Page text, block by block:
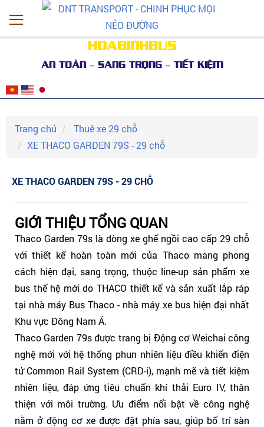
HOABINHBUS
AN TOÀN – SANG TRỌNG – TIẾT KIỆM
Trang chủ
Thuê xe 29 chỗ
XE THACO GARDEN 79S - 29 chỗ
XE THACO GARDEN 79S - 29 CHỖ
GIỚI THIỆU TỔNG QUAN
Thaco Garden 79s là dòng xe ghế ngồi cao cấp 29 chỗ
với thiết kế hoàn toàn mới của Thaco mang phong
cách hiện đại, sang trọng, thuộc line-up sản phẩm xe
bus thế hệ mới do THACO thiết kế và sản xuất lắp ráp
tại nhà máy Bus Thaco - nhà máy xe bus hiện đại nhất
Khu vực Đông Nam Á.
Thaco Garden 79s được trang bị Động cơ Weichai công
nghệ mới với hệ thống phun nhiên liệu điều khiển điện
tử Common Rail System (CRD-i), mạnh mẽ và tiết kiệm
nhiên liệu, đáp ứng tiêu chuẩn khí thải Euro IV, thân
thiện với môi trường. Ưu điểm nổi bật về công nghệ
nằm ở động cơ xe được đặt phía sau, giúp bố trí sàn